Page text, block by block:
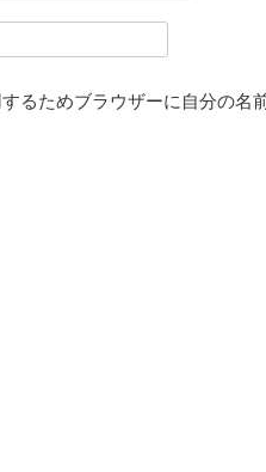
るためブラウザーに自分の名